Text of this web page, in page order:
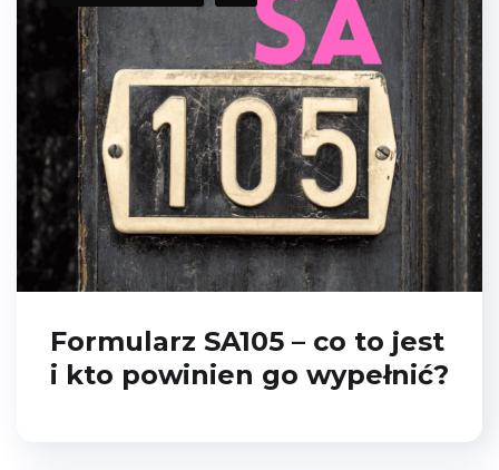
Formularz SA105 – co to jest
i kto powinien go wypełnić?